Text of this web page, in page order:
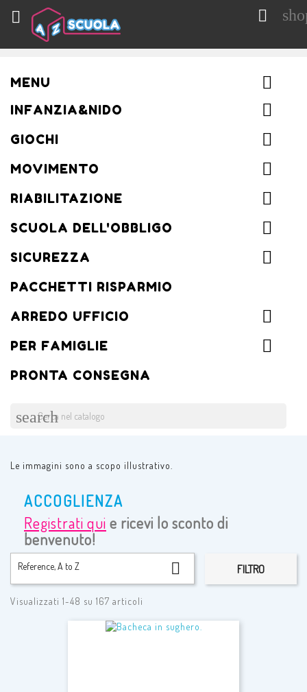
 
MENU
INFANZIA&NIDO
GIOCHI
MOVIMENTO
RIABILITAZIONE
SCUOLA DELL'OBBLIGO
SICUREZZA
PACCHETTI RISPARMIO
ARREDO UFFICIO
PER FAMIGLIE
PRONTA CONSEGNA
search
Le immagini sono a scopo illustrativo.
ACCOGLIENZA
Registrati qui e ricevi lo sconto di
benvenuto!
Reference, A to Z  FILTRO
Visualizzati 1-48 su 167 articoli